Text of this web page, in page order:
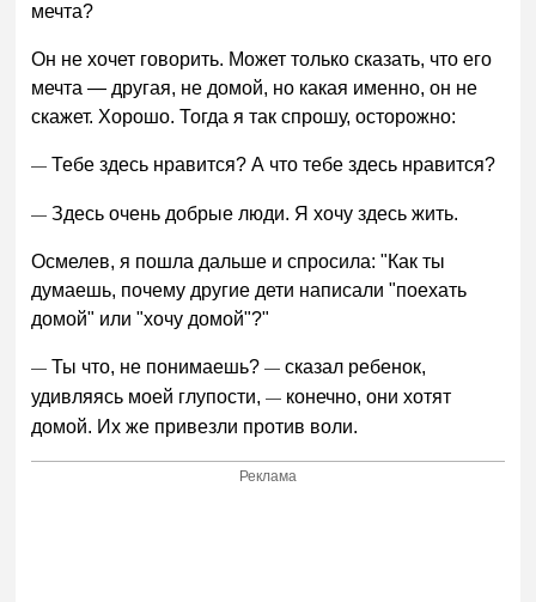
мечта?
Он не хочет говорить. Может только сказать, что его
мечта — другая, не домой, но какая именно, он не
скажет. Хорошо. Тогда я так спрошу, осторожно:
— Тебе здесь нравится? А что тебе здесь нравится?
—Здесь очень добрые люди. Я хочу здесь жить.
Осмелев, я пошла дальше и спросила: "Как ты
думаешь, почему другие дети написали "поехать
домой" или "хочу домой"?"
— Ты что, не понимаешь?— сказал ребенок,
удивляясь моей глупости,— конечно, они хотят
домой. Их же привезли против воли.
Реклама